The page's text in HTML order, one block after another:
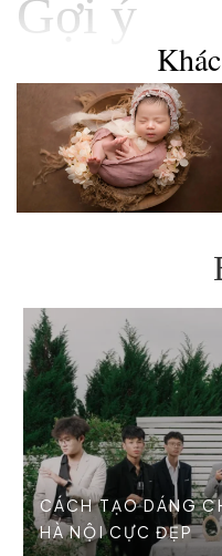
Gợi ý
CÁCH TẠO DÁNG
HÀ NỘI CỰC ĐẸP